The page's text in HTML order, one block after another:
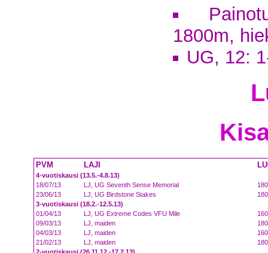
1800m,
UG, 12:
PVM LAJI
4-vuotiskausi (13.5.-4.8.13)
18/07/13
LJ, UG Seventh Sense Memorial
23/06/13
LJ, UG Birdstone Stakes
3-vuotiskausi (18.2.-12.5.13)
01/04/13
LJ, UG Extreme Codes VFU Mile
09/03/13
LJ, maiden
04/03/13
LJ, maiden
21/02/13
LJ, maiden